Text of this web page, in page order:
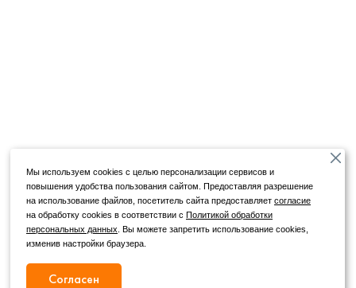
Мы используем cookies с целью персонализации сервисов и
повышения удобства пользования сайтом. Предоставляя разрешение
на использование файлов, посетитель сайта предоставляетсогласие
на обработку cookies в соответствии сПолитикой обработки
персональных данных . Вы можете запретить использование cookies,
изменив настройки браузера.
Согласен